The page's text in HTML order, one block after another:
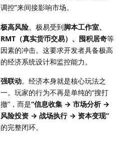
调控”来间接影响市场。
极高风险。极易受到脚本工作室、
RMT（真实货币交易）、囤积居奇等
因素的冲击。这要求开发者具备极高
的经济系统设计和监控能力。
强联动。经济本身就是核心玩法之
一。玩家的行为不再是单纯的“搜打
撤”，而是“信息收集 → 市场分析 →
风险投资 → 战场执行 → 资本变现”
的完整闭环。